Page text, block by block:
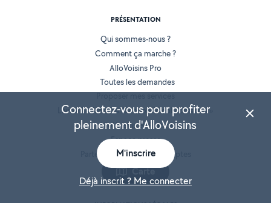
Carte
PRÉSENTATION
Qui sommes-nous ?
Comment ça marche ?
AlloVoisins Pro
Toutes les demandes
Proposer mes services
Livre « Le futur de l'économie collaborative »
AlloVoisins en France
Espace presse
Partenaires et Grands Comptes
Recrutement
Connectez-vous pour profiter
pleinement d'AlloVoisins
M'inscrire
Déjà inscrit ? Me connecter